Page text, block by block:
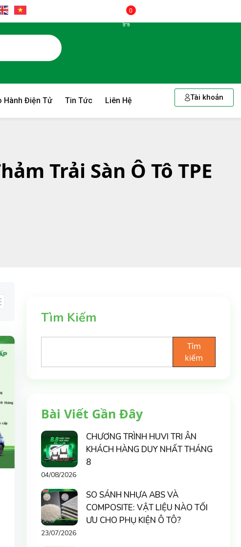
0
Hành Điện Tử Tin Tức Liên Hệ Tài khoản
Trải Sàn Ô Tô TPE
Tìm Kiếm
Tìm
kiếm
Bài Viết Gần Đây
CHƯƠNG TRÌNH HUVI TRI ÂN
KHÁCH HÀNG DUY NHẤT THÁNG
8
04/08/2026
SO SÁNH NHỰA ABS VÀ
COMPOSITE: VẬT LIỆU NÀO TỐI
ƯU CHO PHỤ KIỆN Ô TÔ?
23/07/2026